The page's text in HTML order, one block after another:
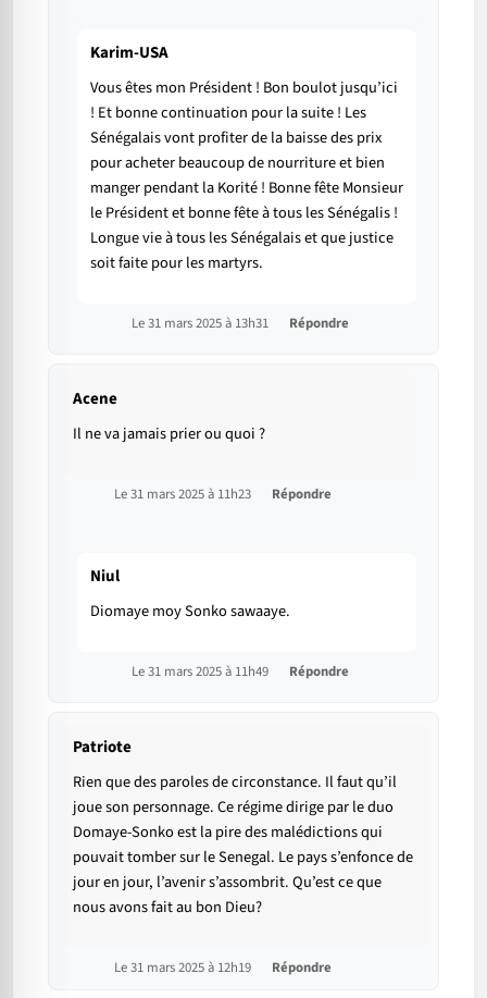
Karim-USA
Vous êtes mon Président ! Bon boulot jusqu’ici
! Et bonne continuation pour la suite ! Les
Sénégalais vont profiter de la baisse des prix
pour acheter beaucoup de nourriture et bien
manger pendant la Korité ! Bonne fête Monsieur
le Président et bonne fête à tous les Sénégalis !
Longue vie à tous les Sénégalais et que justice
soit faite pour les martyrs.
Le 31 mars 2025 à 13h31 Répondre
Acene
Il ne va jamais prier ou quoi ?
Le 31 mars 2025 à 11h23 Répondre
Niul
Diomaye moy Sonko sawaaye.
Le 31 mars 2025 à 11h49 Répondre
Patriote
Rien que des paroles de circonstance. Il faut qu’il
joue son personnage. Ce régime dirige par le duo
Domaye-Sonko est la pire des malédictions qui
pouvait tomber sur le Senegal. Le pays s’enfonce de
jour en jour, l’avenir s’assombrit. Qu’est ce que
nous avons fait au bon Dieu?
Le 31 mars 2025 à 12h19 Répondre